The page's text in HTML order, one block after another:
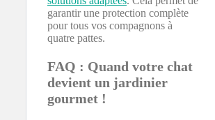
garantir une protection complète
pour tous vos compagnons à
quatre pattes.
FAQ : Quand votre chat
devient un jardinier
gourmet !